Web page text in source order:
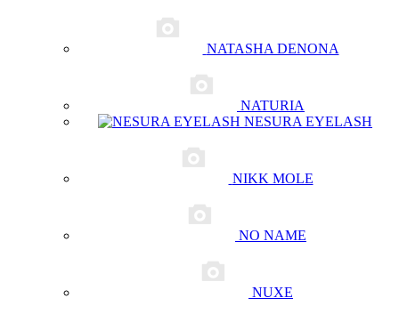
NATASHA DENONA
NATURIA
NESURA EYELASH
NIKK MOLE
NO NAME
NUXE